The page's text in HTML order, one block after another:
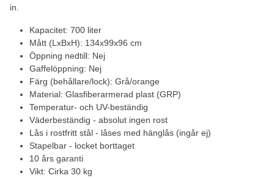
in.
Kapacitet: 700 liter
Mått (LxBxH): 134x99x96 cm
Öppning nedtill: Nej
Gaffelöppning: Nej
Färg (behållare/lock): Grå/orange
Material: Glasfiberarmerad plast (GRP)
Temperatur- och UV-beständig
Väderbeständig - absolut ingen rost
Lås i rostfritt stål - låses med hänglås (ingår ej)
Stapelbar - locket borttaget
10 års garanti
Vikt: Cirka 30 kg